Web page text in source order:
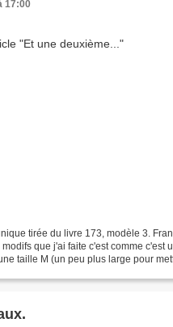
17:00
tirée du livre 173, modèle 3.
que j'ai faite c'est comme c'est
taille M (un peu plus large pour